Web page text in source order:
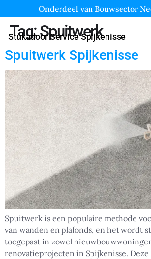
Onderdeel van Bouwsector
Stukadoor Service Spijkenisse
Tag:Spuitwerk
Spuitwerk Spijkenisse
Spuitwerk is een populaire methode
van wanden en plafonds, en het wordt
toegepast in zowel
renovatieprojecten in Spijkenisse.